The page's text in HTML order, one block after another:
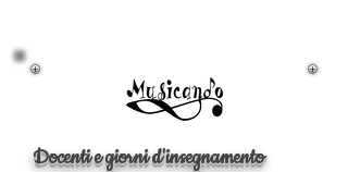
Docenti e giorni d'insegnamento